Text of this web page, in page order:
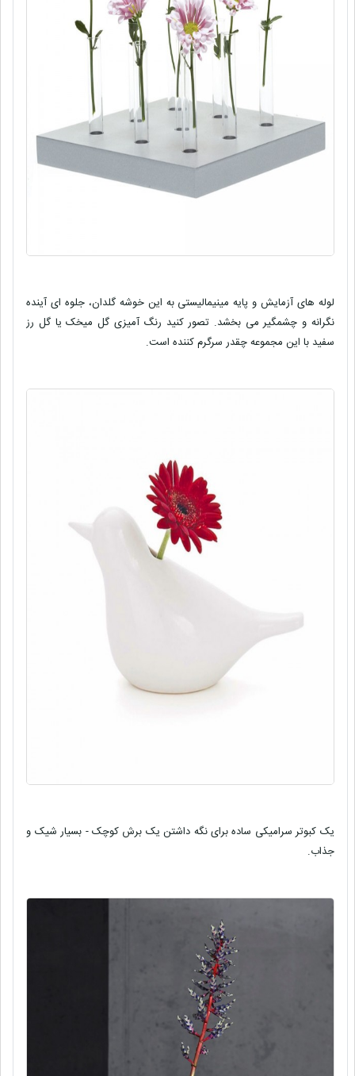
لوله های آزمایش و پایه مینیمالیستی به این خوشه گلدان، جلوه ای آینده
نگرانه و چشمگیر می بخشد. تصور کنید رنگ آمیزی گل میخک یا گل رز
سفید با این مجموعه چقدر سرگرم کننده است.
یک کبوتر سرامیکی ساده برای نگه داشتن یک برش کوچک - بسیار شیک و
جذاب.